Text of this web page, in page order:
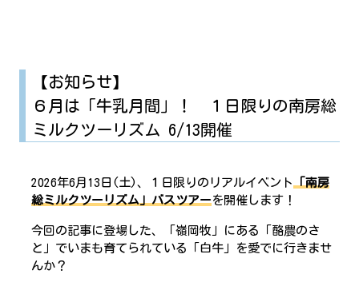
【お知らせ】
６月は「牛乳月間」！ １日限りの南房総
ミルクツーリズム 6/13開催
2026年6月13日(土)、１日限りのリアルイベント
「南房
総ミルクツーリズム」バスツアー を開催します！
今回の記事に登場した、「嶺岡牧」にある「酪農のさ
と」でいまも育てられている「白牛」を愛でに行きませ
んか？